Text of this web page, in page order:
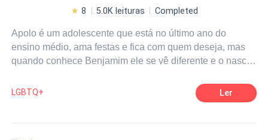
8 5.0K leituras Completed
Apolo é um adolescente que está no último ano do
ensino médio, ama festas e fica com quem deseja, mas
quando conhece Benjamim ele se vê diferente e o nascer
conflitos inesperados.
LGBTQ+ Ler